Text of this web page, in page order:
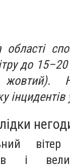
до
жовтий).
інцидентів
вітер
і